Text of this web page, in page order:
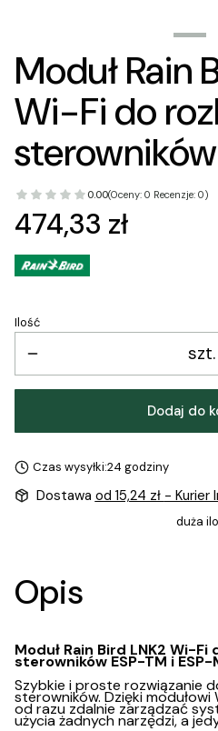
Moduł Rain
Wi-Fi do
0.00(Oceny: 0 Recenzje: 0)
Cena
474,33 zł
Ilość
szt.
Dodaj do
Czas wysyłki:24 godziny
Dostawa od 15,24 zł - Kurier
duża
Opis
Moduł Rain Bird LNK2 Wi-
sterowników ESP-TM i ESP-
Szybkie i proste rozwiązanie
sterowników. Dzięki modułowi
od razu zdalnie zarządzać
użycia żadnych narzędzi, a